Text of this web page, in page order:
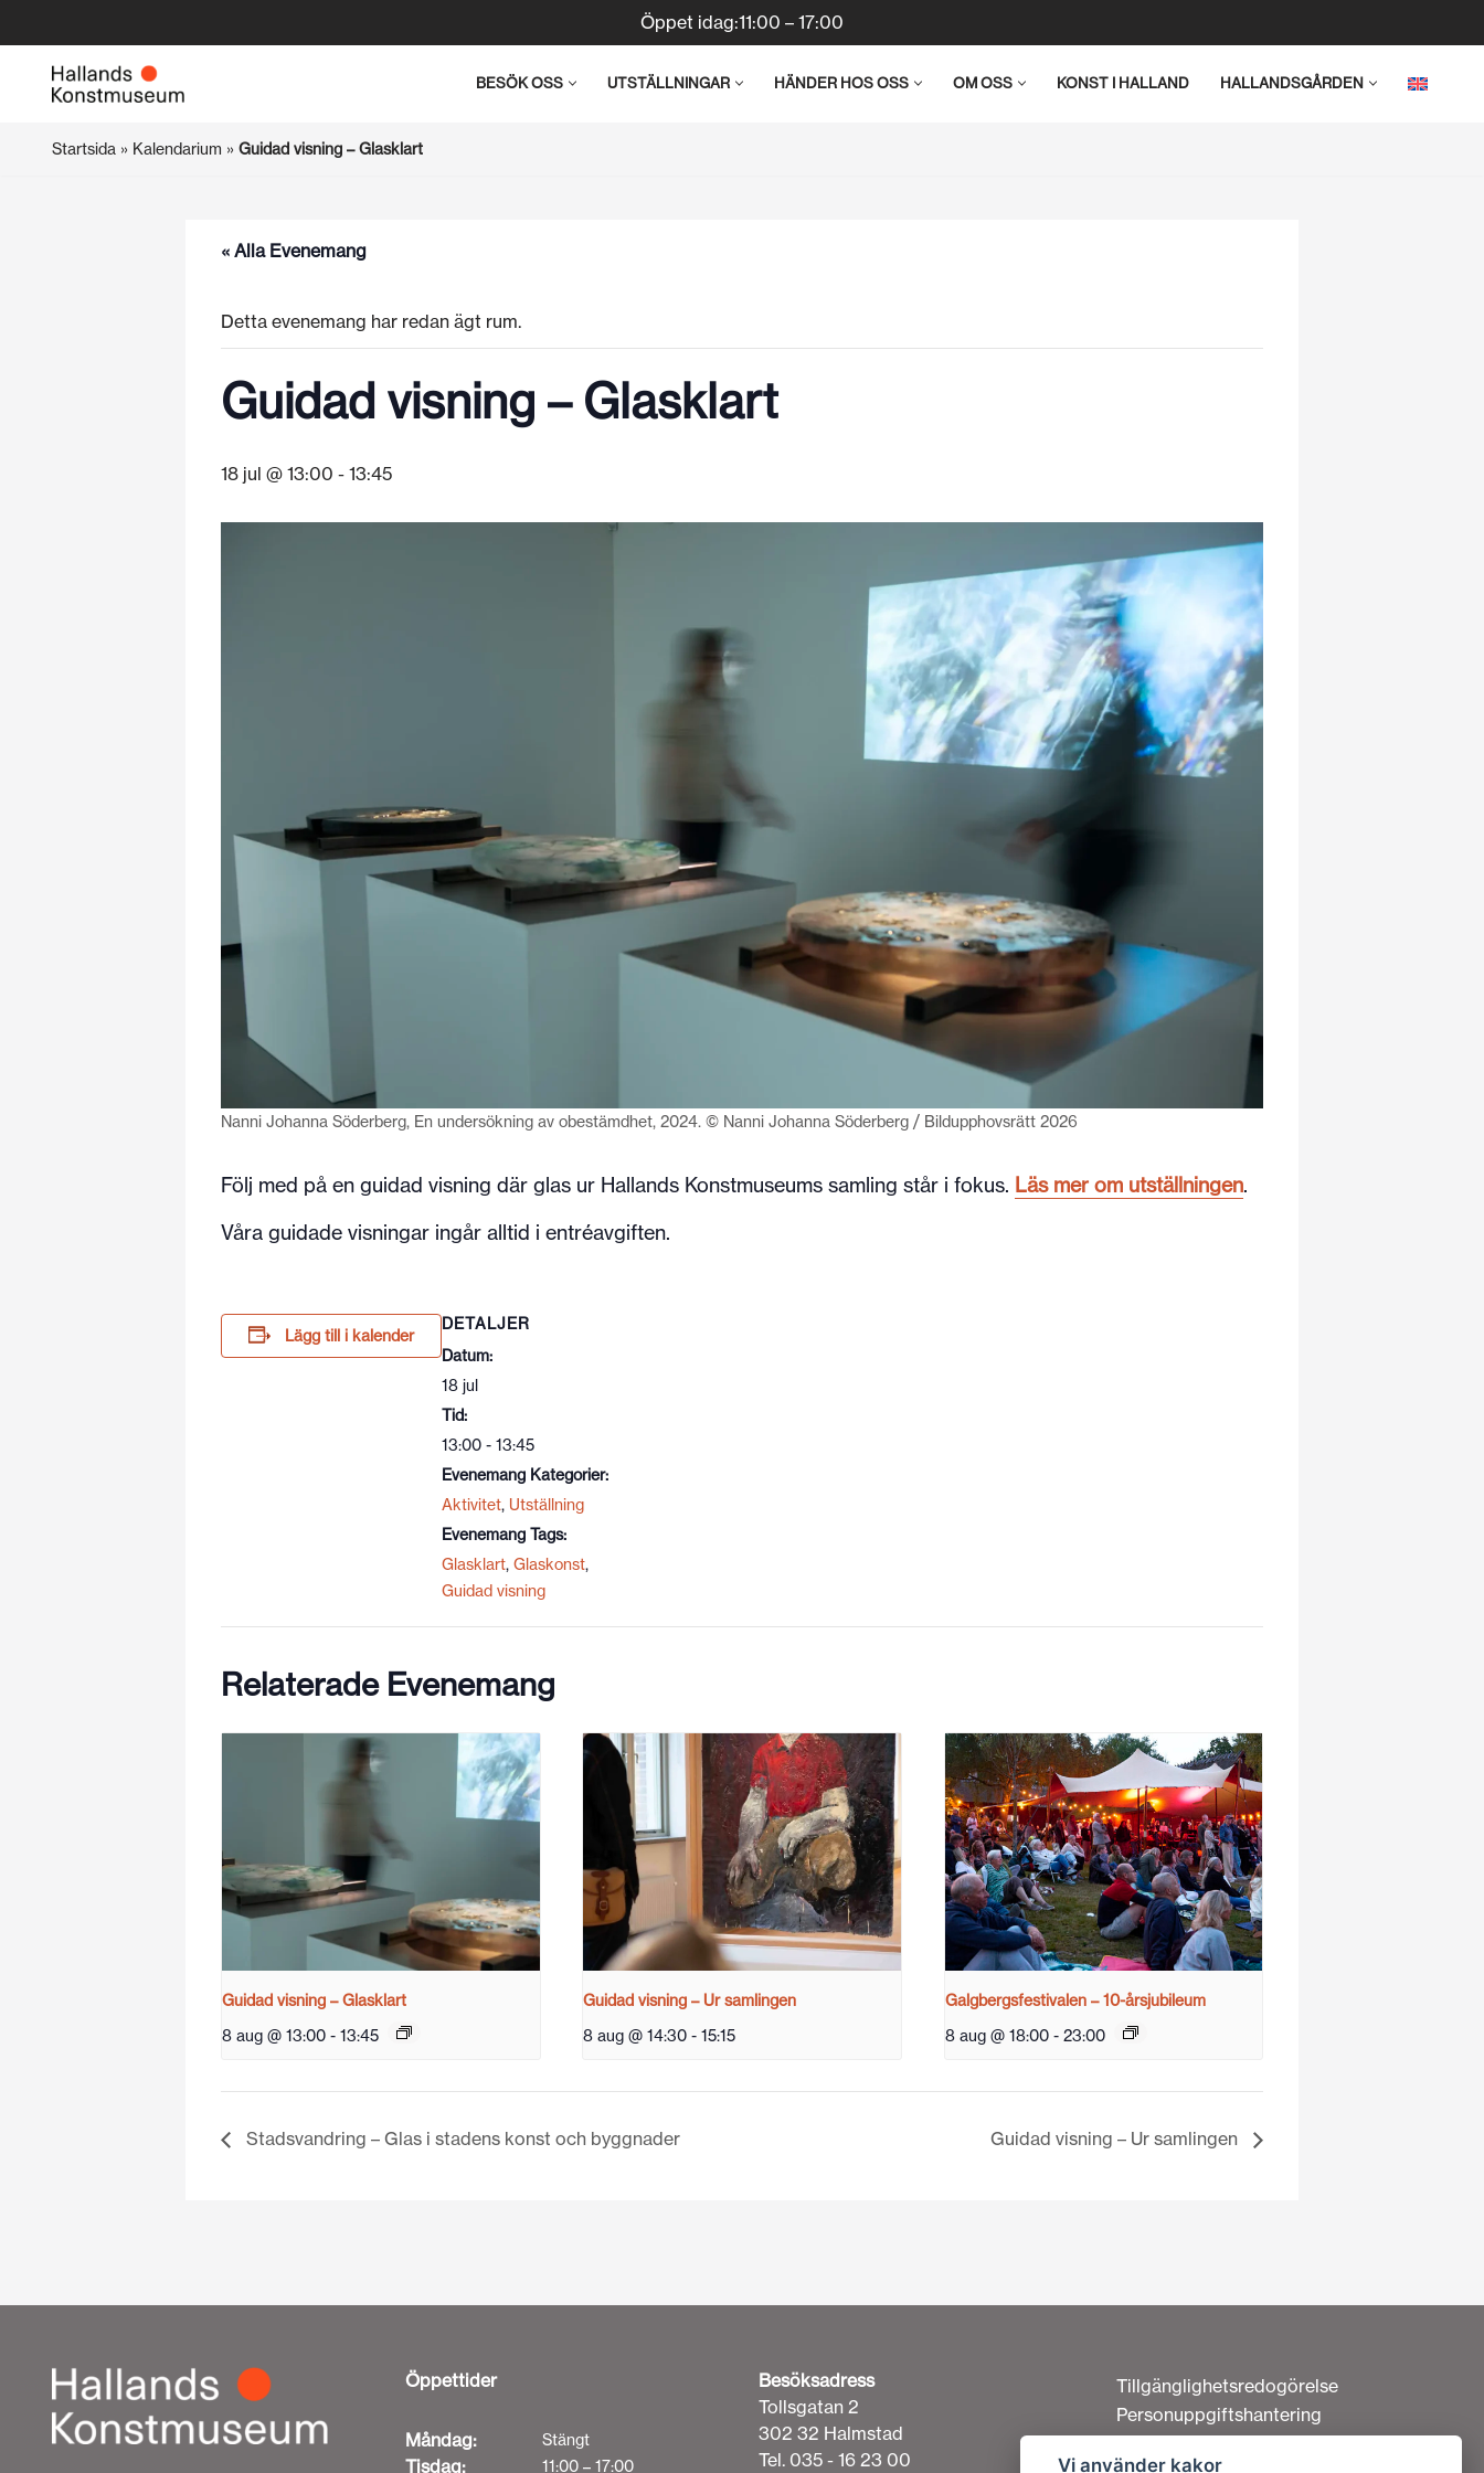
Hoppa
Öppet idag:11:00 – 17:00
BESÖK OSS UTSTÄLLNINGAR HÄNDER HOS OSS OM OSS KONST I HALLAND HALLANDSGÅRDEN
Startsida » Kalendarium » Guidad visning – Glasklart
« Alla Evenemang
Detta evenemang har redan ägt rum.
Guidad visning – Glasklart
18 jul @ 13:00 - 13:45
Nanni Johanna Söderberg, En undersökning av obestämdhet, 2024. © Nanni Johanna Söderberg / Bildupphovsrätt 2026
Följ med på en guidad visning där glas ur Hallands Konstmuseums samling står i fokus. Läs mer om utställningen.
Våra guidade visningar ingår alltid i entréavgiften.
Lägg till i kalender
DETALJER
Datum:
18 jul
Tid:
13:00 - 13:45
Evenemang Kategorier:
Aktivitet, Utställning
Evenemang Tags:
Glasklart, Glaskonst,
Guidad visning
Relaterade Evenemang
Guidad visning – Glasklart
8 aug @ 13:00 - 13:45
Guidad visning – Ur samlingen
8 aug @ 14:30 - 15:15
Galgbergsfestivalen – 10-årsjubileum
8 aug @ 18:00 - 23:00
Stadsvandring – Glas i stadens konst och byggnader Guidad visning – Ur samlingen
Öppettider
Måndag: Stängt
Tisdag: 11:00 – 17:00
Besöksadress
Tollsgatan 2
302 32 Halmstad
Tel. 035 - 16 23 00
Tillgänglighetsredogörelse
Personuppgiftshantering
Om cookies
Vi använder kakor